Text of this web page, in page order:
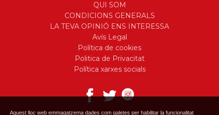
QUI SOM
CONDICIONS GENERALS
LA TEVA OPINIÓ ENS INTERESSA
Avís Legal
Política de cookies
Politica de Privacitat
Política xarxes socials
Aquest lloc web emmagatzema dades com galetes per habilitar la funcionalitat